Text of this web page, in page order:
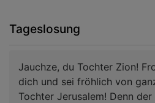
Tageslosung
Jauchze, du Tochter Zion!
dich und sei fröhlich von
Tochter Jerusalem! Denn der